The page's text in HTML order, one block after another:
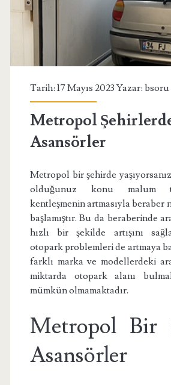
Tarih: 17 Mayıs 2023 Yazar: bsoru
Metropol
Asansörler
Metropol bir şehirde
olduğunuz konu malum
kentleşmenin artmasıyla beraber
başlamıştır. Bu da beraberinde
hızlı bir şekilde artışını
otopark problemleri de artmaya
farklı marka ve modellerdeki
miktarda otopark alanı
mümkün olmamaktadır.
Metropol Bir
Asansörler